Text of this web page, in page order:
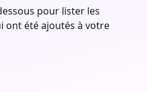
pour lister les
ont été ajoutés à votre